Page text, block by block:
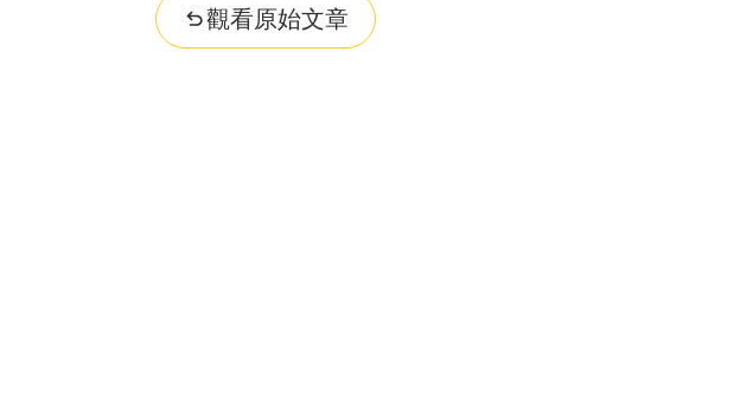
觀看原始文章